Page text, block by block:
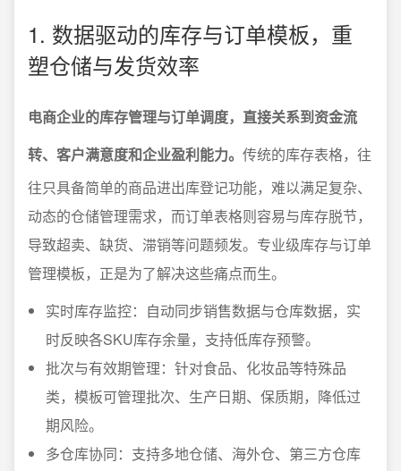
1. 数据驱动的库存与订单模板，重
塑仓储与发货效率
电商企业的库存管理与订单调度，直接关系到资金流
转、客户满意度和企业盈利能力。 传统的库存表格，往
往只具备简单的商品进出库登记功能，难以满足复杂、
动态的仓储管理需求，而订单表格则容易与库存脱节，
导致超卖、缺货、滞销等问题频发。专业级库存与订单
管理模板，正是为了解决这些痛点而生。
实时库存监控：自动同步销售数据与仓库数据，实
时反映各SKU库存余量，支持低库存预警。
批次与有效期管理：针对食品、化妆品等特殊品
类，模板可管理批次、生产日期、保质期，降低过
期风险。
多仓库协同：支持多地仓储、海外仓、第三方仓库